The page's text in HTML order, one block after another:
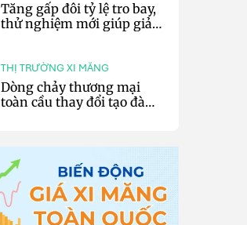
Tăng gấp đôi tỷ lệ tro bay,
thử nghiệm mới giúp giảm
THỊ TRƯỜNG XI MĂNG
Dòng chảy thương mại
toàn cầu thay đổi tạo đà